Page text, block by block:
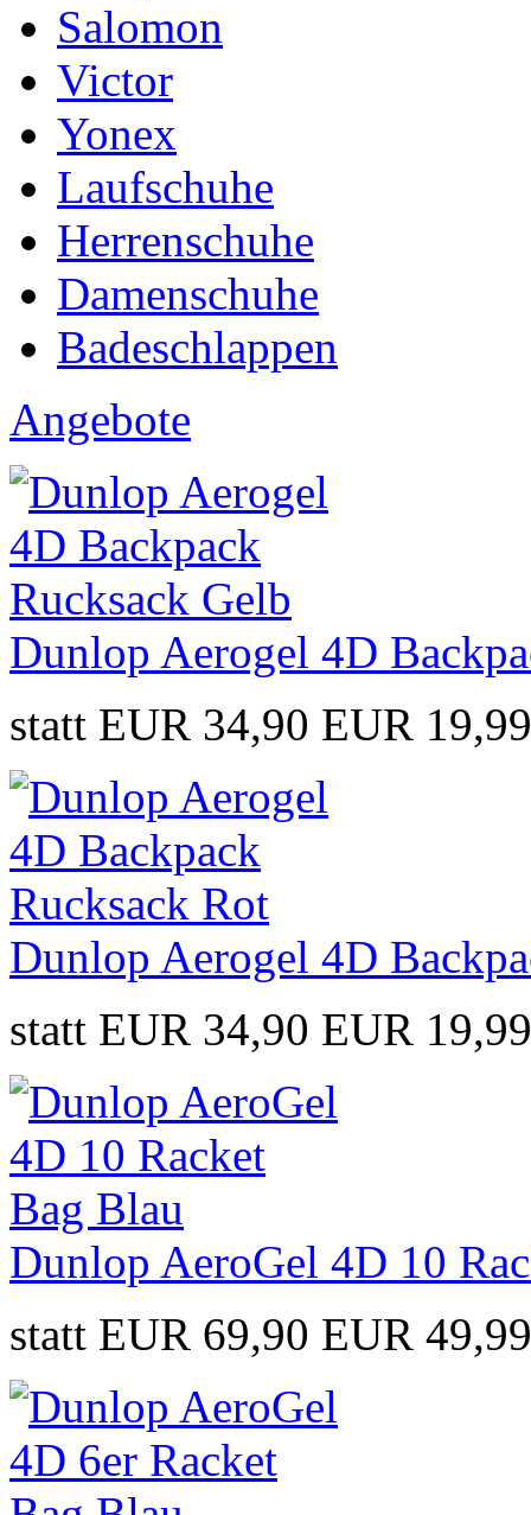
Salomon
Victor
Yonex
Laufschuhe
Herrenschuhe
Damenschuhe
Badeschlappen
Angebote
Dunlop Aerogel 4D
statt EUR 34,90 EUR
Dunlop Aerogel 4D
statt EUR 34,90 EUR
Dunlop AeroGel 4D 10
statt EUR 69,90 EUR